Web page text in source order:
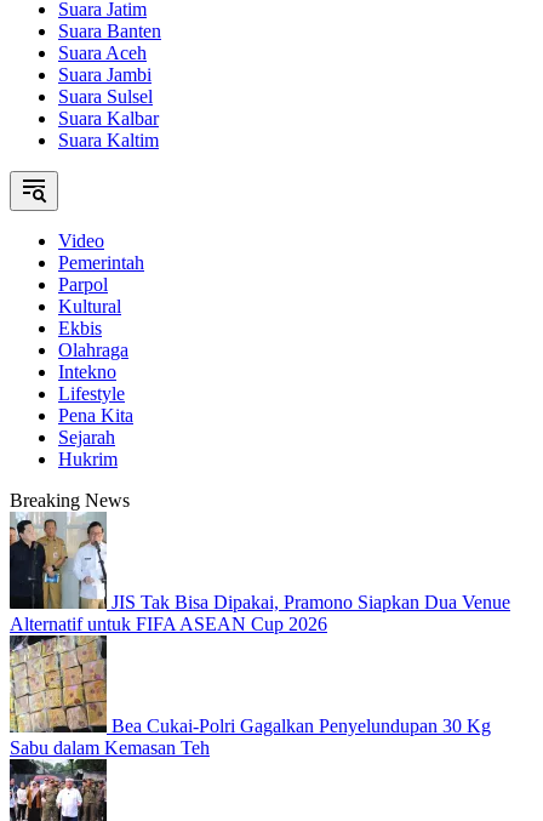
Suara Jatim
Suara Banten
Suara Aceh
Suara Jambi
Suara Sulsel
Suara Kalbar
Suara Kaltim
Video
Pemerintah
Parpol
Kultural
Ekbis
Olahraga
Intekno
Lifestyle
Pena Kita
Sejarah
Hukrim
Breaking News
JIS Tak Bisa Dipakai, Pramono Siapkan Dua Venue
Alternatif untuk FIFA ASEAN Cup 2026
Bea Cukai-Polri Gagalkan Penyelundupan 30 Kg
Sabu dalam Kemasan Teh